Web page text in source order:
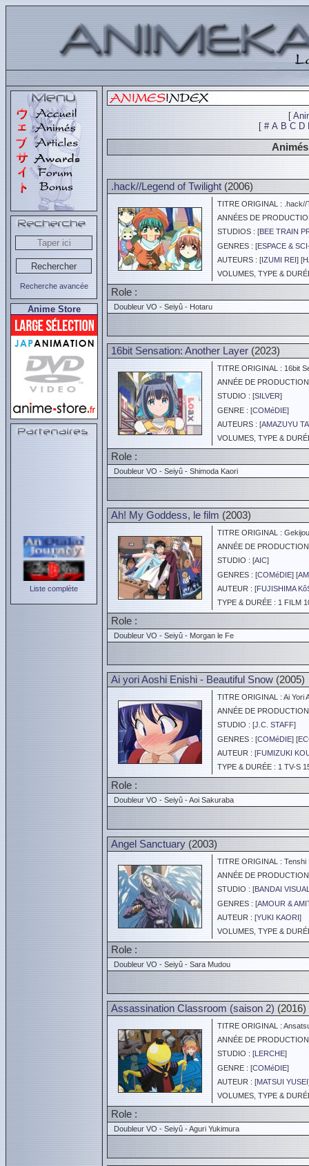
Recherche avancée
Anime Store
Liste complète
[
[ # A B C D
.hack//Legend of Twilight (2006)
TITRE ORIGINAL :
ANNÉES DE
STUDIOS : [BEE TRAIN
GENRES : [ESPACE &
AUTEURS : [IZUMI REI] [
VOLUMES, TYPE &
Role :
Doubleur VO - Seiyû - Hotaru
16bit Sensation: Another Layer (2023)
TITRE ORIGINAL : 16bit
ANNÉE DE
STUDIO : [SILVER]
GENRE : [COMéDIE]
AUTEURS : [AMAZUYU
VOLUMES, TYPE &
Role :
Doubleur VO - Seiyû - Shimoda Kaori
Ah! My Goddess, le film (2003)
TITRE ORIGINAL :
ANNÉE DE
STUDIO : [AIC]
GENRES : [COMéDIE] [
AUTEUR : [FUJISHIMA
TYPE & DURÉE : 1 FILM
Role :
Doubleur VO - Seiyû - Morgan le Fe
Ai yori Aoshi Enishi - Beautiful Snow (2005)
TITRE ORIGINAL : Ai Yori
ANNÉE DE
STUDIO : [J.C. STAFF]
GENRES : [COMéDIE] [
AUTEUR : [FUMIZUKI
TYPE & DURÉE : 1 TV-S
Role :
Doubleur VO - Seiyû - Aoi Sakuraba
Angel Sanctuary (2003)
TITRE ORIGINAL : Tenshi
ANNÉE DE
STUDIO : [BANDAI
GENRES : [AMOUR &
AUTEUR : [YUKI KAORI]
VOLUMES, TYPE &
Role :
Doubleur VO - Seiyû - Sara Mudou
Assassination Classroom (saison 2) (2016)
TITRE ORIGINAL :
ANNÉE DE
STUDIO : [LERCHE]
GENRE : [COMéDIE]
AUTEUR : [MATSUI YUSEI
VOLUMES, TYPE &
Role :
Doubleur VO - Seiyû - Aguri Yukimura